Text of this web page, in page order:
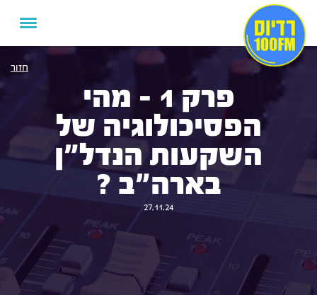
חזור
פרק 1 – מהי
הפסיכולוגיה של
השקעות הנדל"ן
בארה"ב ?
27.11.24